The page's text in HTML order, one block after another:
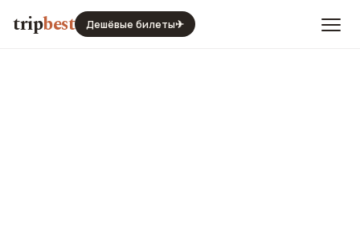
tripbest Дешёвые билеты✈